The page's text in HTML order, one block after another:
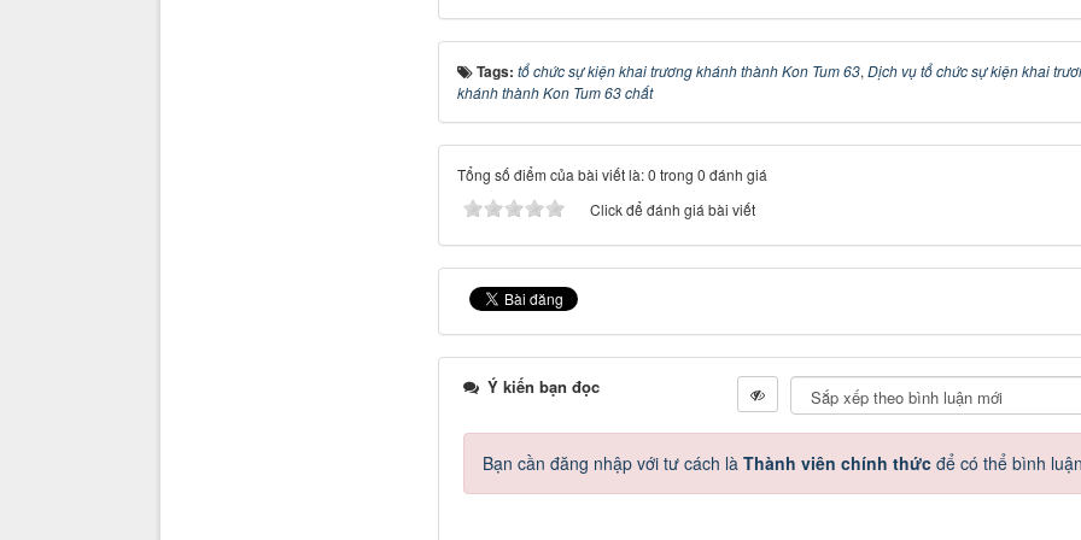
Tags: tổ chức sự kiện khai trương khánh thành Kon Tum 63, Dịch vụ tổ chức sự kiện khai
khánh thành Kon Tum 63 chất
Tổng số điểm của bài viết là: 0 trong 0 đánh giá
Click để đánh giá bài viết
Ý kiến bạn đọc
Bạn cần đăng nhập với tư cách là Thành viên chính thứcđể có thể bình luận